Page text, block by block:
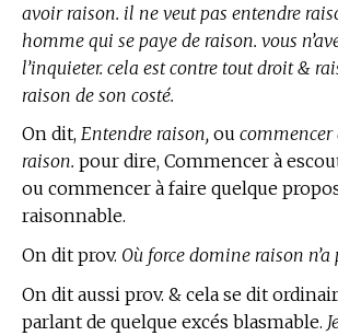
avoir raison. il ne veut pas entendre
homme qui se paye de raison. vous
l’inquieter. cela est contre tout droit &
raison de son costé.
On dit, Entendre raison, ou commencer
raison. pour dire, Commencer à
ou commencer à faire quelque
raisonnable.
On dit prov. Où force domine raison
On dit aussi prov. & cela se dit
parlant de quelque excés blasmable.